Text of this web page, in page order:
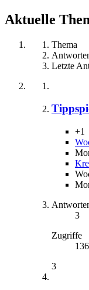
Aktuelle
Thema
Letzte
+1
3
Zugriffe
136
3